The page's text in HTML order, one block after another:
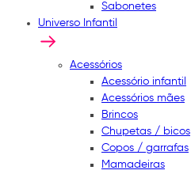
Sabonetes
Universo Infantil
Acessórios
Acessório infantil
Acessórios mães
Brincos
Chupetas / bicos
Copos / garrafas
Mamadeiras